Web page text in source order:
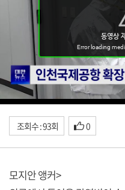
조회수 : 93회 0
모지안 앵커>